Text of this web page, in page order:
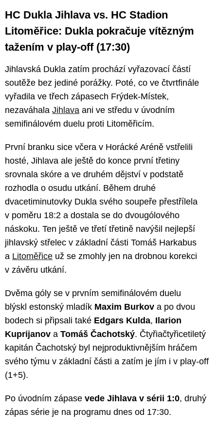
HC Dukla Jihlava vs. HC Stadion
Litoměřice: Dukla pokračuje vítězným
tažením v play-off (17:30)
Jihlavská Dukla zatím prochází vyřazovací částí
soutěže bez jediné porážky. Poté, co ve čtvrtfinále
vyřadila ve třech zápasech Frýdek-Místek,
nezaváhala Jihlava ani ve středu v úvodním
semifinálovém duelu proti Litoměřicím.
První branku sice včera v Horácké Aréně vstřelili
hosté, Jihlava ale ještě do konce první třetiny
srovnala skóre a ve druhém dějství v podstatě
rozhodla o osudu utkání. Během druhé
dvacetiminutovky Dukla svého soupeře přestřílela
v poměru 18:2 a dostala se do dvougólového
náskoku. Ten ještě ve třetí třetině navýšil nejlepší
jihlavský střelec v základní části Tomáš Harkabus
a Litoměřice už se zmohly jen na drobnou korekci
v závěru utkání.
Dvěma góly se v prvním semifinálovém duelu
blýskl estonský mladík Maxim Burkov a po dvou
bodech si připsali také Edgars Kulda, Ilarion
Kuprijanov a Tomáš Čachotský. Čtyřiačtyřicetiletý
kapitán Čachotský byl nejproduktivnějším hráčem
svého týmu v základní části a zatím je jím i v play-off
(1+5).
Po úvodním zápase vede Jihlava v sérii 1:0, druhý
zápas série je na programu dnes od 17:30.